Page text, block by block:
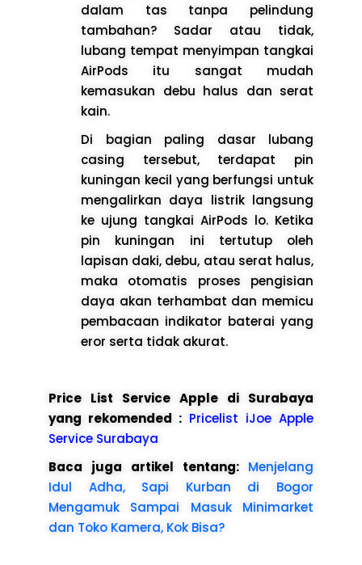
dalam tas tanpa pelindung
tambahan? Sadar atau tidak,
lubang tempat menyimpan tangkai
AirPods itu sangat mudah
kemasukan debu halus dan serat
kain.
Di bagian paling dasar lubang
casing tersebut, terdapat pin
kuningan kecil yang berfungsi untuk
mengalirkan daya listrik langsung
ke ujung tangkai AirPods lo. Ketika
pin kuningan ini tertutup oleh
lapisan daki, debu, atau serat halus,
maka otomatis proses pengisian
daya akan terhambat dan memicu
pembacaan indikator baterai yang
eror serta tidak akurat.
Price List Service Apple di Surabaya
yang rekomended : Pricelist iJoe Apple
Service Surabaya
Baca juga artikel tentang: Menjelang
Idul Adha, Sapi Kurban di Bogor
Mengamuk Sampai Masuk Minimarket
dan Toko Kamera, Kok Bisa?